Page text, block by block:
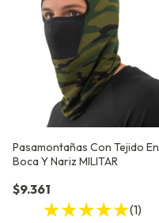
Pasamontañas Con Tejido En
Boca Y Nariz MILITAR
$9.361
(1)